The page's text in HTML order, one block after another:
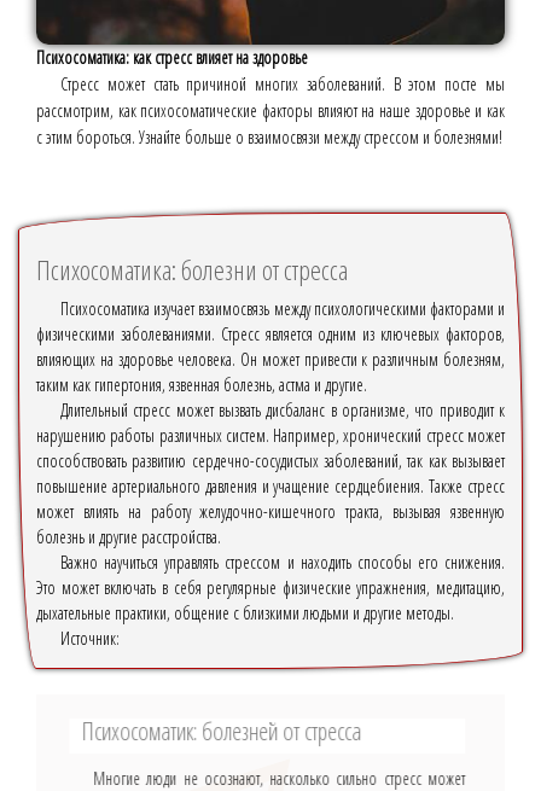
Психосоматика: как стресс влияет на здоровье
Стресс может стать причиной многих заболеваний. В этом посте мы
рассмотрим, как психосоматические факторы влияют на наше здоровье и как
с этим бороться. Узнайте больше о взаимосвязи между стрессом и болезнями!
Психосоматика: болезни от стресса
Психосоматика изучает взаимосвязь между психологическими факторами и
физическими заболеваниями. Стресс является одним из ключевых факторов,
влияющих на здоровье человека. Он может привести к различным болезням,
таким как гипертония, язвенная болезнь, астма и другие.
Длительный стресс может вызвать дисбаланс в организме, что приводит к
нарушению работы различных систем. Например, хронический стресс может
способствовать развитию сердечно-сосудистых заболеваний, так как вызывает
повышение артериального давления и учащение сердцебиения. Также стресс
может влиять на работу желудочно-кишечного тракта, вызывая язвенную
болезнь и другие расстройства.
Важно научиться управлять стрессом и находить способы его снижения.
Это может включать в себя регулярные физические упражнения, медитацию,
дыхательные практики, общение с близкими людьми и другие методы.
Источник:
Психосоматик: болезней от стресса
Многие люди не осознают, насколько сильно стресс может